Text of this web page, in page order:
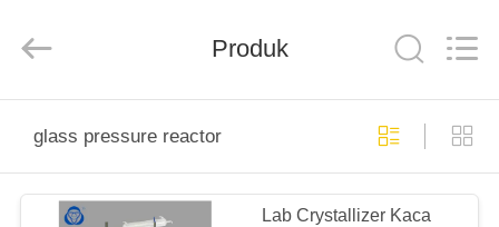
PRODUK
Co.,Ltd.
Produk
glass pressure reactor
Lab Crystallizer Kaca